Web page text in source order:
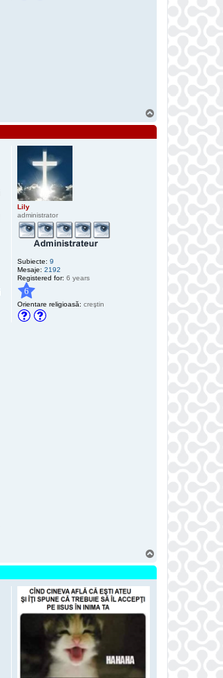
C
h
u
Lily
administrator
Subiecte: 9
Mesaje: 2192
Registered for: 6 years
6
Orientare religioasă: creştin